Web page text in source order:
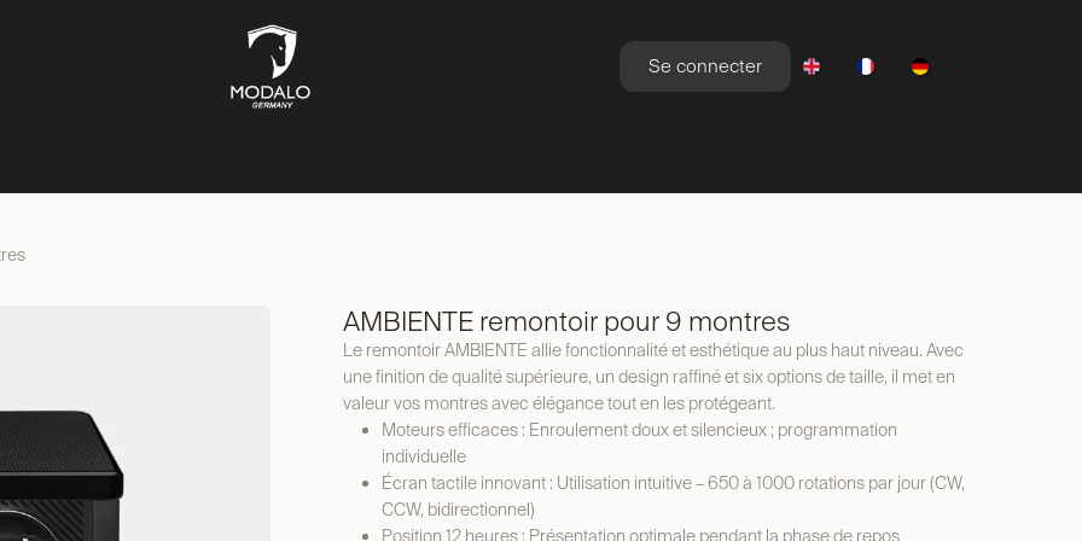
Se connecter
AMBIENTE remontoir pour 9 montres
Le remontoir AMBIENTE allie fonctionnalité et esthétique au plus haut niveau. Avec
une finition de qualité supérieure, un design raffiné et six options de taille, il met en
valeur vos montres avec élégance tout en les protégeant.
Moteurs efficaces : Enroulement doux et silencieux ; programmation
individuelle
Écran tactile innovant : Utilisation intuitive – 650 à 1000 rotations par jour (CW,
CCW, bidirectionnel)
Position 12 heures : Présentation optimale pendant la phase de repos